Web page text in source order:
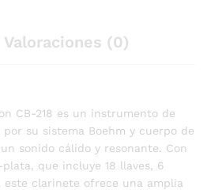
Valoraciones (0)
CB-218 es un instrumento de
su sistema Boehm y cuerpo de
sonido cálido y resonante. Con
que incluye 18 llaves, 6
este clarinete ofrece una amplia